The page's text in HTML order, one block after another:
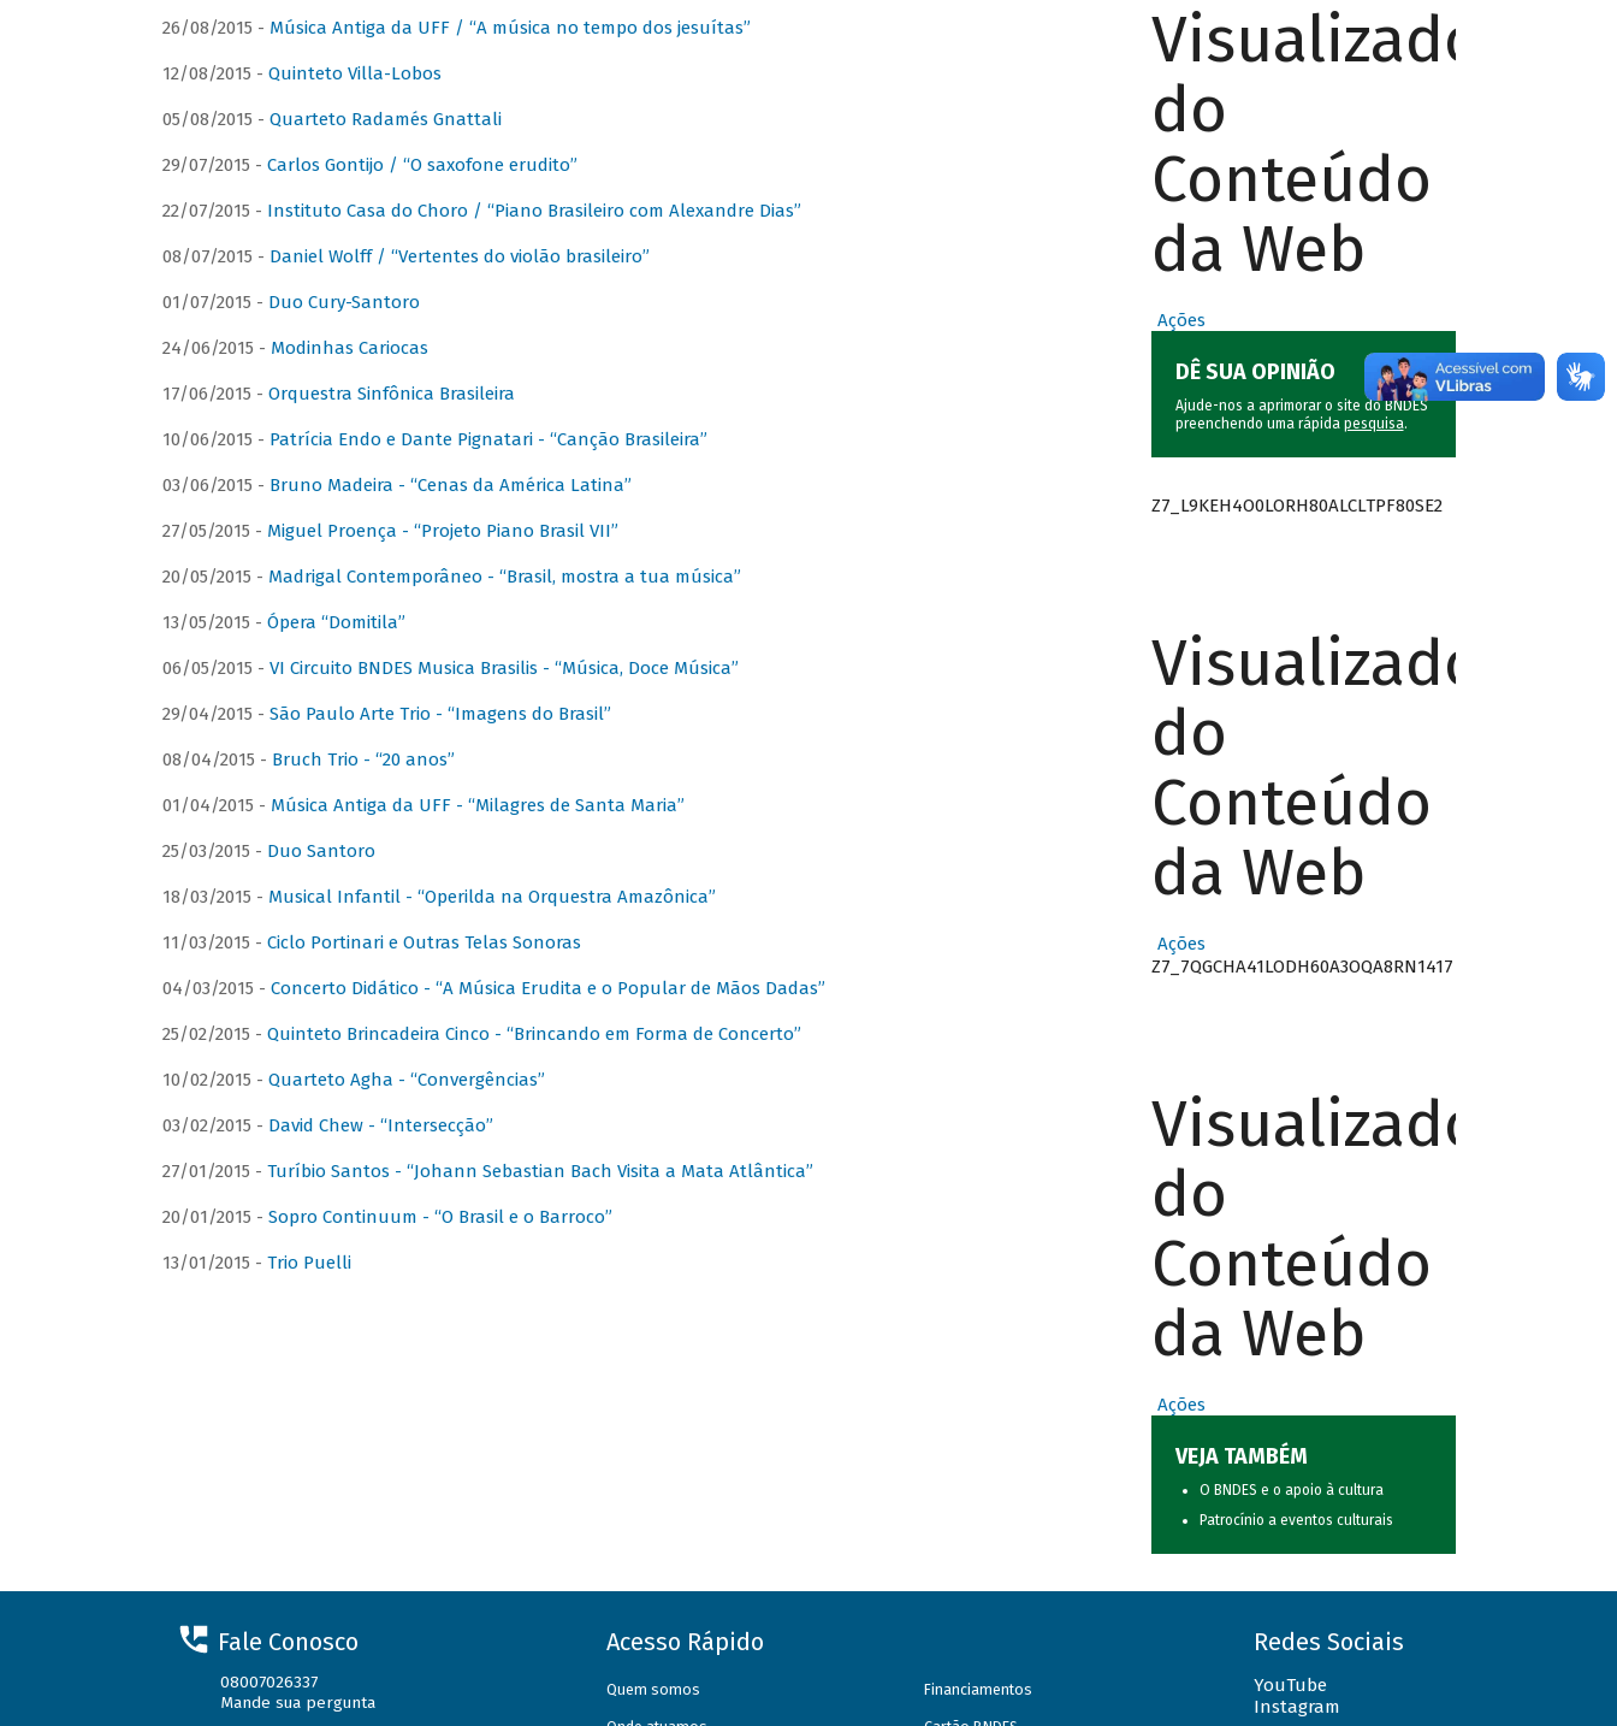
26/08/2015 - Música Antiga da UFF / “A música no tempo dos jesuítas”
12/08/2015 - Quinteto Villa-Lobos
05/08/2015 - Quarteto Radamés Gnattali
29/07/2015 - Carlos Gontijo / “O saxofone erudito”
22/07/2015 - Instituto Casa do Choro / “Piano Brasileiro com Alexandre Dias”
08/07/2015 - Daniel Wolff / “Vertentes do violão brasileiro”
01/07/2015 - Duo Cury-Santoro
24/06/2015 - Modinhas Cariocas
17/06/2015 - Orquestra Sinfônica Brasileira
10/06/2015 - Patrícia Endo e Dante Pignatari - “Canção Brasileira”
03/06/2015 - Bruno Madeira - “Cenas da América Latina”
27/05/2015 - Miguel Proença - “Projeto Piano Brasil VII”
20/05/2015 - Madrigal Contemporâneo - “Brasil, mostra a tua música”
13/05/2015 - Ópera “Domitila”
06/05/2015 - VI Circuito BNDES Musica Brasilis - “Música, Doce Música”
29/04/2015 - São Paulo Arte Trio - “Imagens do Brasil”
08/04/2015 - Bruch Trio - “20 anos”
01/04/2015 - Música Antiga da UFF - “Milagres de Santa Maria”
25/03/2015 - Duo Santoro
18/03/2015 - Musical Infantil - “Operilda na Orquestra Amazônica”
11/03/2015 - Ciclo Portinari e Outras Telas Sonoras
04/03/2015 - Concerto Didático - “A Música Erudita e o Popular de Mãos Dadas”
25/02/2015 - Quinteto Brincadeira Cinco - “Brincando em Forma de Concerto”
10/02/2015 - Quarteto Agha - “Convergências”
03/02/2015 - David Chew - “Intersecção”
27/01/2015 - Turíbio Santos - “Johann Sebastian Bach Visita a Mata Atlântica”
20/01/2015 - Sopro Continuum - “O Brasil e o Barroco”
13/01/2015 - Trio Puelli
Visualizador
do
Conteúdo
da Web
Ações
DÊ SUA OPINIÃO
Ajude-nos a aprimorar o site do BNDES
preenchendo uma rápida pesquisa.
Z7_L9KEH4O0LORH80ALCLTPF80SE2
Visualizador
do
Conteúdo
da Web
Ações
Z7_7QGCHA41LODH60A3OQA8RN1417
Visualizador
do
Conteúdo
da Web
Ações
VEJA TAMBÉM
O BNDES e o apoio à cultura
Patrocínio a eventos culturais
Fale Conosco
08007026337
Mande sua pergunta
Acesso Rápido
Quem somos Financiamentos
Redes Sociais
YouTube
Instagram